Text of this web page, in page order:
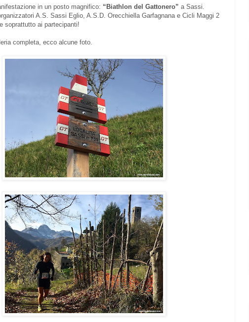
in un posto magnifico: “Biathlon del Gattonero” a Sassi.
A.S. Sassi Eglio, A.S.D. Orecchiella Garfagnana e Cicli Maggi 2
soprattutto ai partecipanti!
completa, ecco alcune foto.